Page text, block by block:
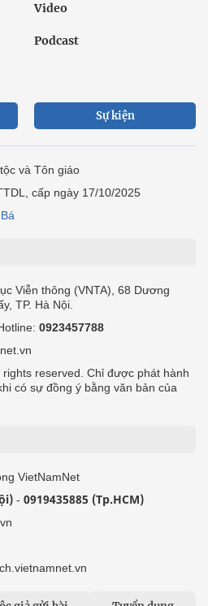
Video
Podcast
Sự kiện
và Tôn giáo
cấp ngày 17/10/2025
Viễn thông (VNTA), 68 Dương
TP. Hà Nội.
0923457788
reserved. Chỉ được phát hành
có sự đồng ý bằng văn bản của
VietNamNet
- 0919435885 (Tp.HCM)